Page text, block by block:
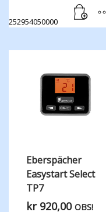
252954050000
Eberspächer
Easystart Select
TP7
kr920,00 OBS!